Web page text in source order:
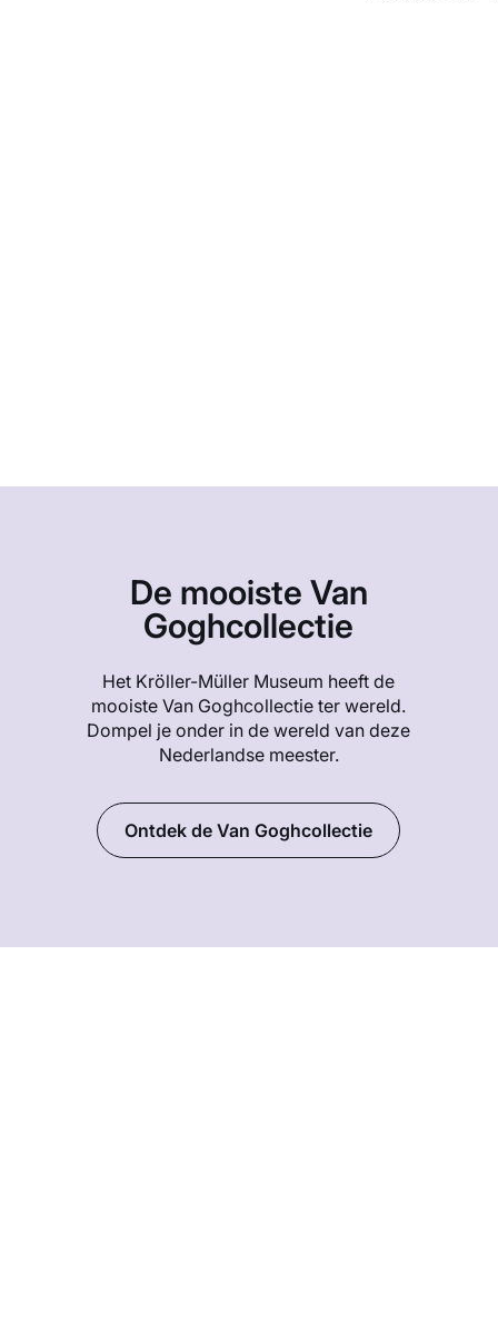
De mooiste Van
Goghcollectie
Het Kröller-Müller Museum heeft de
mooiste Van Goghcollectie ter wereld.
Dompel je onder in de wereld van deze
Nederlandse meester.
Ontdek de Van Goghcollectie